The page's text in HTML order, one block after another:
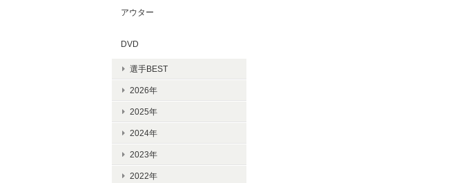
アウター
DVD
選手BEST
2026年
2025年
2024年
2023年
2022年